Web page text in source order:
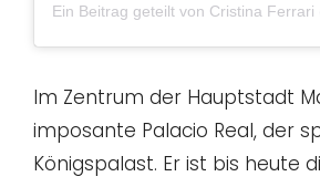
Im Zentrum der Hauptstadt
imposante Palacio Real, der
Königspalast. Er ist bis heute